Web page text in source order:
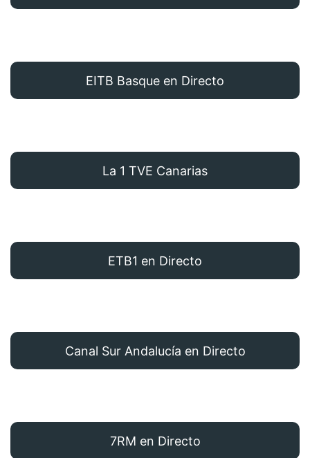
EITB Basque en Directo
La 1 TVE Canarias
ETB1 en Directo
Canal Sur Andalucía en Directo
7RM en Directo